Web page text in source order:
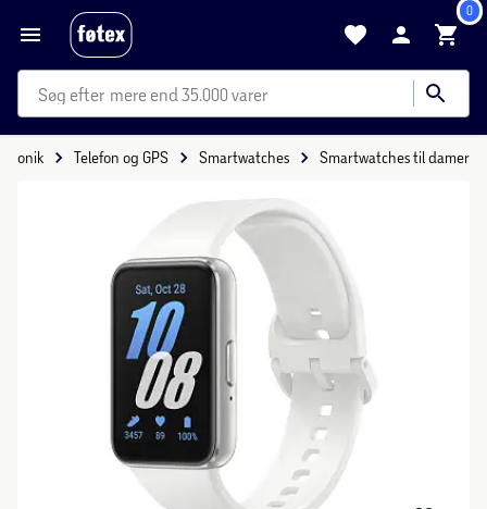
0
mere end 35.000 varer
Telefon og GPS Smartwatches Smartwatches til damer